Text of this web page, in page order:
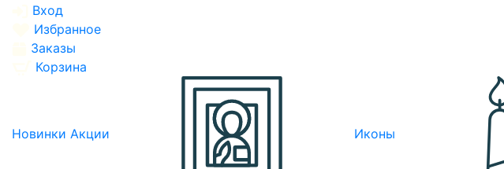
Вход
Избранное
Заказы
Корзина
Новинки Акции Иконы